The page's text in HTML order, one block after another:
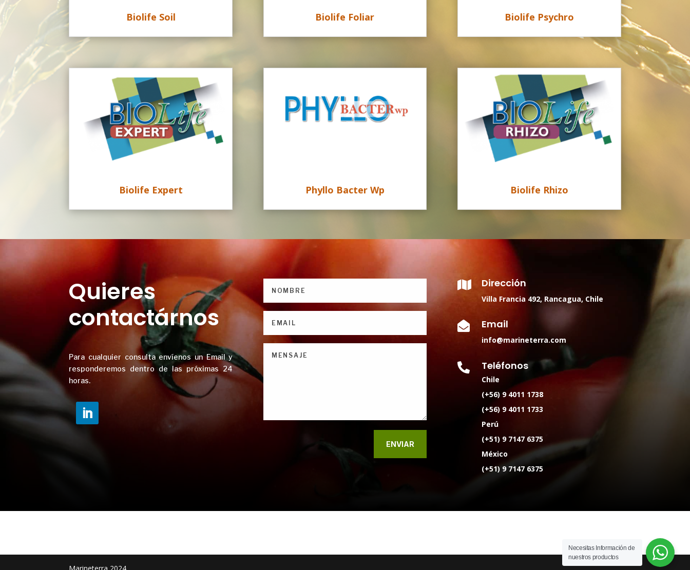
Biolife Soil
Biolife Expert
Biolife Foliar
Phyllo Bacter Wp
Biolife Psychro
Biolife Rhizo
Quieres
contactárnos
Para cualquier consulta envíenos un Email y
responderemos dentro de las próximas24
horas.
ENVIAR
 Dirección
Villa Francia 492, Rancagua, Chile
 Email
info@marineterra.com
 Teléfonos
Chile
(+56) 9 4011 1738
(+56) 9 4011 1733
Perú
(+51) 9 7147 6375
México
(+51) 9 7147 6375
Marineterra 2024
Necesitas Información de
nuestros productos